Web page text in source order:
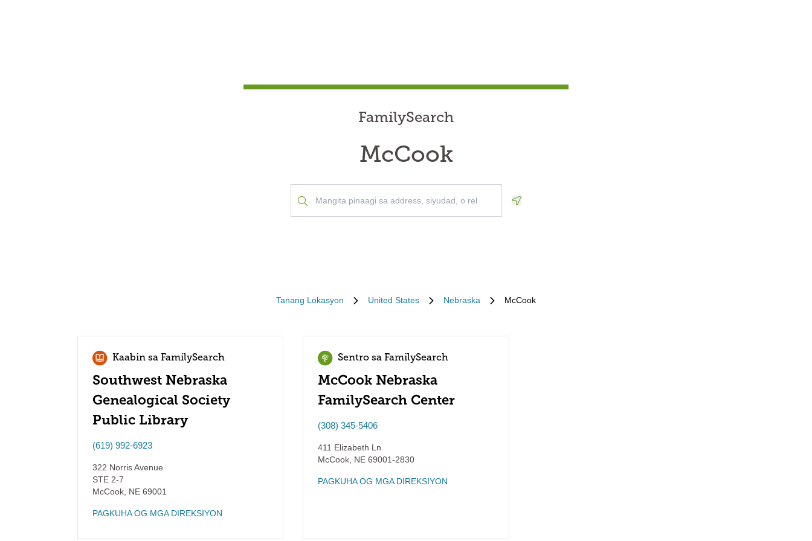
FamilySearch
McCook
Tanang Lokasyon United States Nebraska McCook
Kaabin sa FamilySearch
Southwest Nebraska
Genealogical Society
Public Library
(619) 992-6923
322 Norris Avenue
STE 2-7
McCook NE 69001
PAGKUHA OG MGA DIREKSIYON
Sentro sa FamilySearch
McCook Nebraska
FamilySearch Center
(308) 345-5406
411 Elizabeth Ln
McCook NE 69001-2830
PAGKUHA OG MGA DIREKSIYON